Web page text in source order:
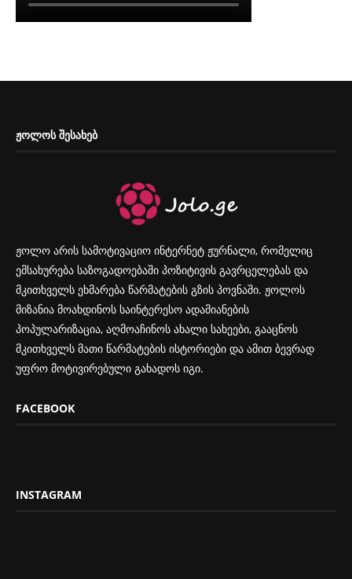
ᲟᲝᲚᲝᲡ ᲨᲔᲡᲐᲮᲔᲑ
ჟოლო არის სამოტივაციო ინტერნეტ ჟურნალი, რომელიც
ემსახურება საზოგადოებაში პოზიტივის გავრცელებას და
მკითხველს ეხმარება წარმატების გზის პოვნაში. ჟოლოს
მიზანია მოახდინოს საინტერესო ადამიანების
პოპულარიზაცია, აღმოაჩინოს ახალი სახეები, გააცნოს
მკითხველს მათი წარმატების ისტორიები და ამით ბევრად
უფრო მოტივირებული გახადოს იგი.
FACEBOOK
INSTAGRAM